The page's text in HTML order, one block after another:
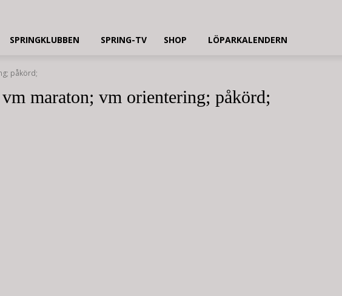
SPRINGKLUBBEN SPRING-TV SHOP LÖPARKALENDERN
påkörd;
maraton; vm orientering; påkörd;